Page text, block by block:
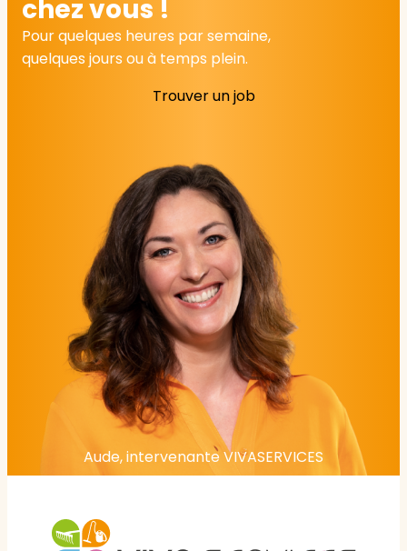
chez vous !
Pour quelques heures par semaine,
quelques jours ou à temps plein.
Trouver un job
Aude, intervenante VIVASERVICES